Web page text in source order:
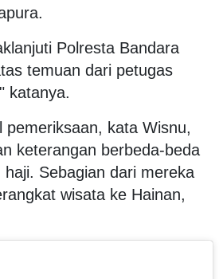
Polresta Bandara
temuan dari petugas
katanya.
pemeriksaan, kata Wisnu,
keterangan berbeda-beda
Sebagian dari mereka
wisata ke Hainan,